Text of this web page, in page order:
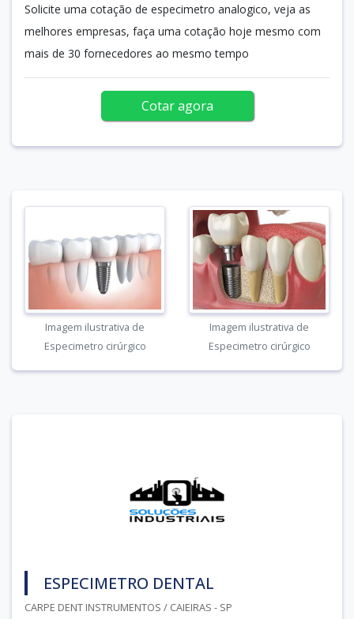
Solicite uma cotação de especimetro analogico, veja as
melhores empresas, faça uma cotação hoje mesmo com
mais de 30 fornecedores ao mesmo tempo
Cotar agora
Imagem ilustrativa de
Especimetro cirúrgico
Imagem ilustrativa de
Especimetro cirúrgico
ESPECIMETRO DENTAL
CARPE DENT INSTRUMENTOS / CAIEIRAS - SP